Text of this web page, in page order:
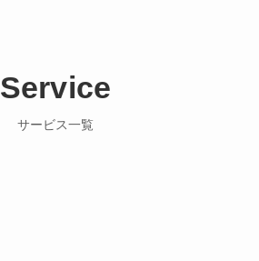
Service
サービス一覧